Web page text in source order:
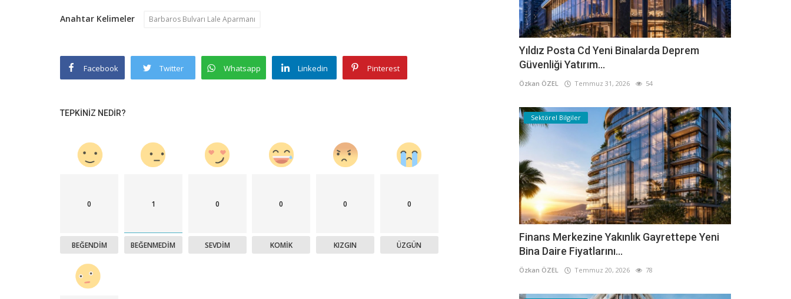
Anahtar Kelimeler Barbaros Bulvarı Lale Aparmanı
Facebook Twitter Whatsapp Linkedin Pinterest
TEPKINIZ NEDIR?
0
BEĞENDIM
1
BEĞENMEDIM
0
SEVDIM
0
KOMIK
0
KIZGIN
0
ÜZGÜN
Yıldız Posta Cd Yeni Binalarda Deprem
Güvenliği Yatırım...
Özkan ÖZEL Temmuz 31, 2026 54
Sektörel Bilgiler
Finans Merkezine Yakınlık Gayrettepe Yeni
Bina Daire Fiyatlarını...
Özkan ÖZEL Temmuz 20, 2026 78